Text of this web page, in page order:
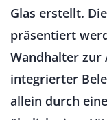
Glas erstellt.
präsentiert
Wandhalter zur
integrierter
allein durch